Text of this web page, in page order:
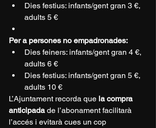
Dies festius: infants/gent gran 3 €,
adults 5 €
Per a persones no empadronades:
Dies feiners: infants/gent gran 4 €,
adults 6 €
Dies festius: infants/gent gran 5 €,
adults 10 €
L’Ajuntament recorda que la compra
anticipada de l’abonament facilitarà
l’accés i evitarà cues un cop